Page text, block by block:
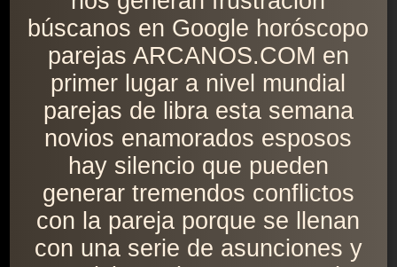
búscanos en Google horóscopo
parejas ARCANOS.COM en
primer lugar a nivel mundial
parejas de libra esta semana
novios enamorados esposos
hay silencio que pueden
generar tremendos conflictos
con la pareja porque se llenan
con una serie de asunciones y